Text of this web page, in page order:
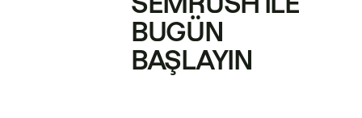
BUGÜN
BAŞLAYIN